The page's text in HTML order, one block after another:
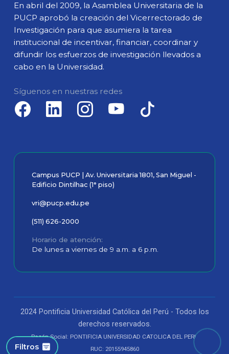
Filtros
En abril del 2009, la Asamblea Universitaria de la
PUCP aprobó la creación del Vicerrectorado de
Investigación para que asumiera la tarea
institucional de incentivar, financiar, coordinar y
difundir los esfuerzos de investigación llevados a
cabo en la Universidad.
Síguenos en nuestras redes
Campus PUCP | Av. Universitaria 1801, San Miguel -
Edificio Dintilhac (1° piso)
vri@pucp.edu.pe
(511) 626-2000
Horario de atención
De lunes a viernes de 9 a.m. a 6 p.m.
2024 Pontificia Universidad Católica del Perú - Todos los
derechos reservados.
Razón Social: PONTIFICIA UNIVERSIDAD CATOLICA DEL PERU
RUC: 20155945860